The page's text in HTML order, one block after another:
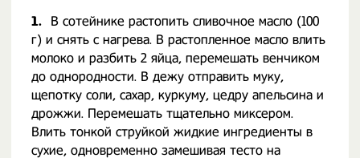
1.
В сотейнике растопить сливочное масло (100
г) и снять с нагрева. В растопленное масло влить
молоко и разбить 2 яйца, перемешать венчиком
до однородности. В дежу отправить муку,
щепотку соли, сахар, куркуму, цедру апельсина и
дрожжи. Перемешать тщательно миксером.
Влить тонкой струйкой жидкие ингредиенты в
сухие, одновременно замешивая тесто на